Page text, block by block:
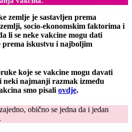
zemlje je sastavljen prema
socio-ekonomskim faktorima i
li se neke vakcine mogu dati
prema iskustvu i najboljim
koje se vakcine mogu davati
najmanji razmak između
smo pisali ovdje.
obično se jedna da i jedan